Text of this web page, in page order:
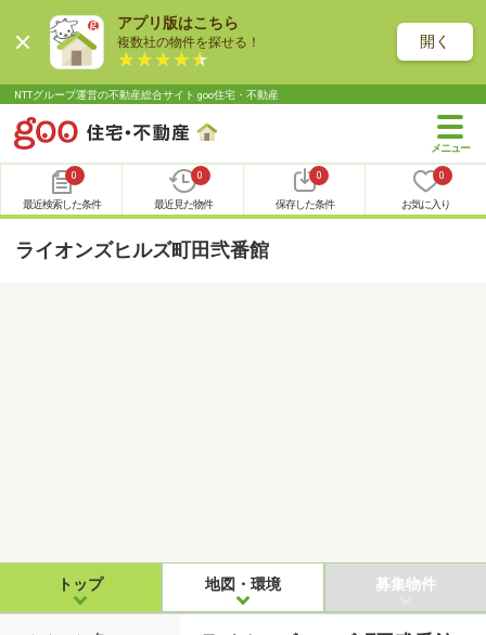
アプリ版はこちら
複数社の物件を探せる！ 開く
NTTグループ運営の不動産総合サイト goo住宅・不動産
0
最近検索した条件
0
最近見た物件
0
保存した条件
0
お気に入り
ライオンズヒルズ町田弐番館
トップ 地図・環境 募集物件